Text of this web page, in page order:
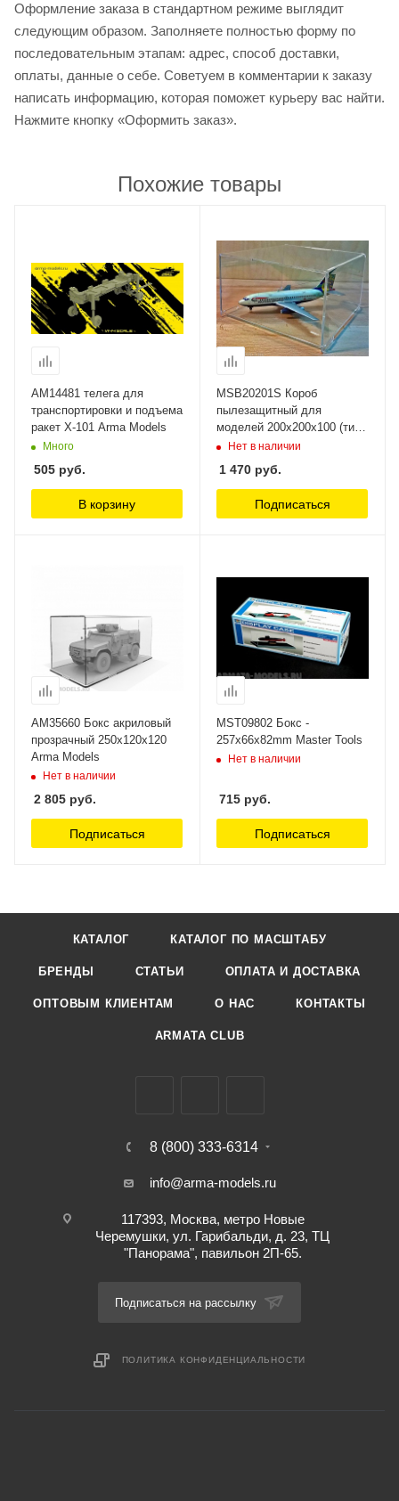
Оформление заказа в стандартном режиме выглядит
следующим образом. Заполняете полностью форму по
последовательным этапам: адрес, способ доставки,
оплаты, данные о себе. Советуем в комментарии к заказу
написать информацию, которая поможет курьеру вас найти.
Нажмите кнопку «Оформить заказ».
Похожие товары
AM14481 телега для
транспортировки и подъема
ракет Х-101 Arma Models
Много
505 руб.
В корзину
MSB20201S Короб
пылезащитный для
моделей 200х200х100 (тип
Скоба) Модель-Сервис
Нет в наличии
1 470 руб.
Подписаться
AM35660 Бокс акриловый
прозрачный 250х120х120
Arma Models
Нет в наличии
2 805 руб.
Подписаться
MST09802 Бокс -
257x66x82mm Master Tools
Нет в наличии
715 руб.
Подписаться
КАТАЛОГ КАТАЛОГ ПО МАСШТАБУ
БРЕНДЫ СТАТЬИ ОПЛАТА И ДОСТАВКА
ОПТОВЫМ КЛИЕНТАМ О НАС КОНТАКТЫ
ARMATA CLUB
8 (800) 333-6314
info@arma-models.ru
117393, Москва, метро Новые
Черемушки, ул. Гарибальди, д. 23, ТЦ
"Панорама", павильон 2П-65.
Подписаться на рассылку
ПОЛИТИКА КОНФИДЕНЦИАЛЬНОСТИ